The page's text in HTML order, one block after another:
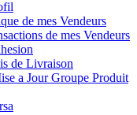
de mes Vendeurs
de mes Vendeurs
de Livraison
a Jour Groupe Produit